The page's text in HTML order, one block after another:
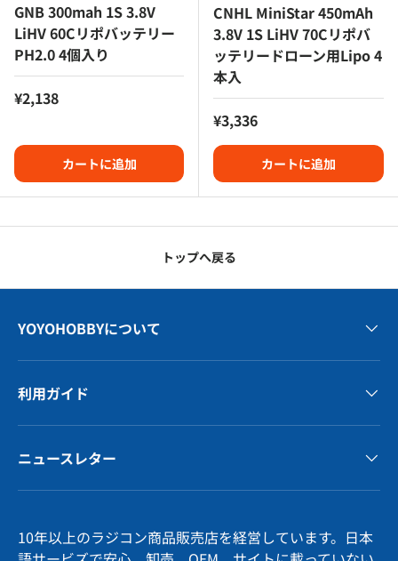
GNB 300mah 1S 3.8V
LiHV 60Cリポバッテリー
PH2.0 4個入り
定価
¥2,138
カートに追加
CNHL MiniStar 450mAh
3.8V 1S LiHV 70Cリポバ
ッテリードローン用Lipo 4
本入
定価
¥3,336
カートに追加
トップへ戻る
YOYOHOBBYについて
利用ガイド
ニュースレター
10年以上のラジコン商品販売店を経営しています。日本